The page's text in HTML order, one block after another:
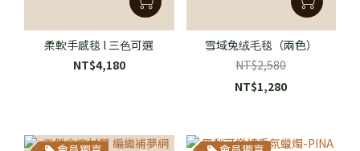
柔軟⼿感毯 l 三⾊可選
NT$4,180
雪域兔绒⽑毯（兩色）
NT$2,580
NT$1,280